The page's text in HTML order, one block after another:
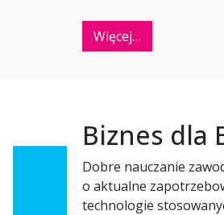
Więcej…
Biznes dla
Dobre nauczanie
o aktualne
technologie